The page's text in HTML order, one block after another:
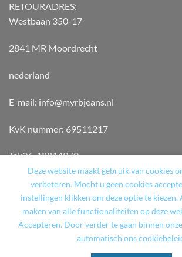
RETOURADRES:
Westbaan 350-17
2841 MR Moordrecht
nederland
E-mail: info@myrbjeans.nl
KvK nummer: 69511217
Tel:06-18814970
TERUGBETAAL- EN
ALGEMENE VOORWAARDEN
CART
Deze website maakt gebruik van cookies
verbeteren. Mocht u geen cookies
instellingen klikken om deze optie te
maken van alle functionaliteiten op deze
Accepteren. Door verder te gaan binnen
automatisch ons